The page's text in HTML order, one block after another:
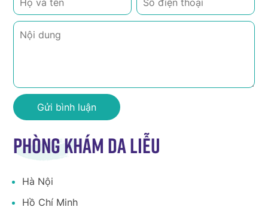
Phòng khám da liễu
Hà Nội
Hồ Chí Minh